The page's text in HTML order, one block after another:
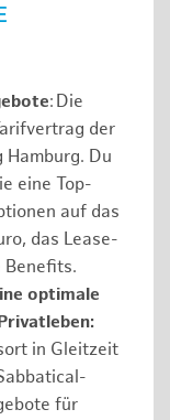
: Die
der
Du
eine Top-
auf das
das Lease-
Benefits.
optimale
in Gleitzeit
für